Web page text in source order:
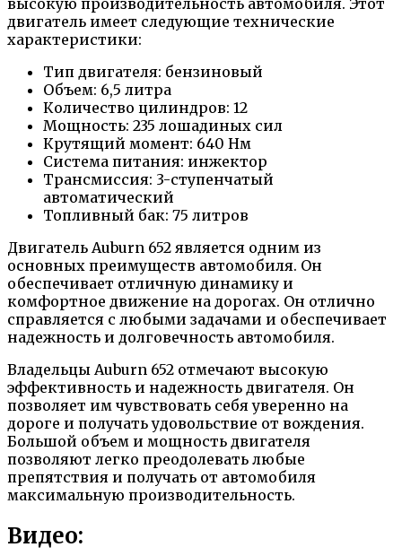
высокую производительность автомобиля. Этот
двигатель имеет следующие технические
характеристики:
Тип двигателя: бензиновый
Объем: 6,5 литра
Количество цилиндров: 12
Мощность: 235 лошадиных сил
Крутящий момент: 640 Нм
Система питания: инжектор
Трансмиссия: 3-ступенчатый
автоматический
Топливный бак: 75 литров
Двигатель Auburn 652 является одним из
основных преимуществ автомобиля. Он
обеспечивает отличную динамику и
комфортное движение на дорогах. Он отлично
справляется с любыми задачами и обеспечивает
надежность и долговечность автомобиля.
Владельцы Auburn 652 отмечают высокую
эффективность и надежность двигателя. Он
позволяет им чувствовать себя уверенно на
дороге и получать удовольствие от вождения.
Большой объем и мощность двигателя
позволяют легко преодолевать любые
препятствия и получать от автомобиля
максимальную производительность.
Видео: